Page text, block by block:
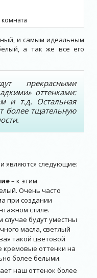
и самым идеальным
а так же все его
прекрасными
оттенками:
и т.д. Остальная
более тщательную
являются следующие:
– к этим
Очень часто
при создании
стиле.
случае будут уместны
масла, светлый
такой цветовой
кремовые оттенки на
более белыми.
наш оттенок более